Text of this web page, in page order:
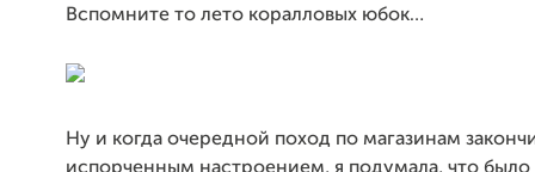
Вспомните то лето коралловых юбок…
Ну и когда очередной поход по магазинам